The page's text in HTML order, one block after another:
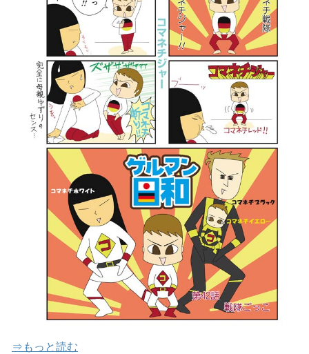
⇒もっと読む